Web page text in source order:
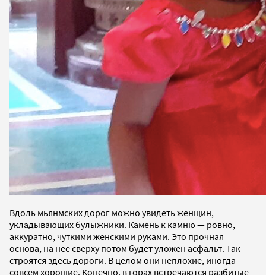
Вдоль мьянмских дорог можно увидеть женщин,
укладывающих булыжники. Камень к камню — ровно,
аккуратно, чуткими женскими руками. Это прочная
основа, на нее сверху потом будет уложен асфальт. Так
строятся здесь дороги. В целом они неплохие, иногда
совсем хорошие. Конечно, в горах встречаются разбитые